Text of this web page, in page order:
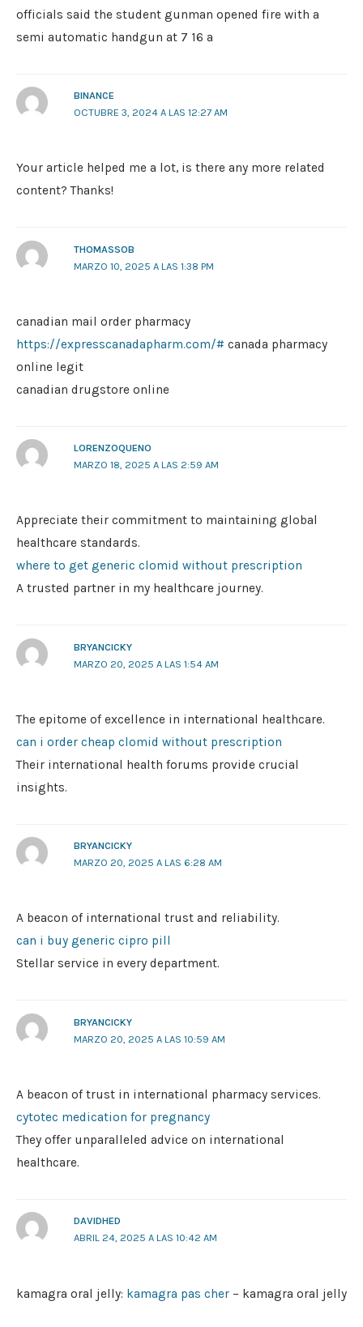
officials said the student gunman opened fire with a
semi automatic handgun at 7 16 a
BINANCE
OCTUBRE 3, 2024 A LAS 12:27 AM
Your article helped me a lot, is there any more related
content? Thanks!
THOMASSOB
MARZO 10, 2025 A LAS 1:38 PM
canadian mail order pharmacy
https://expresscanadapharm.com/# canada pharmacy
online legit
canadian drugstore online
LORENZOQUENO
MARZO 18, 2025 A LAS 2:59 AM
Appreciate their commitment to maintaining global
healthcare standards.
where to get generic clomid without prescription
A trusted partner in my healthcare journey.
BRYANCICKY
MARZO 20, 2025 A LAS 1:54 AM
The epitome of excellence in international healthcare.
can i order cheap clomid without prescription
Their international health forums provide crucial
insights.
BRYANCICKY
MARZO 20, 2025 A LAS 6:28 AM
A beacon of international trust and reliability.
can i buy generic cipro pill
Stellar service in every department.
BRYANCICKY
MARZO 20, 2025 A LAS 10:59 AM
A beacon of trust in international pharmacy services.
cytotec medication for pregnancy
They offer unparalleled advice on international
healthcare.
DAVIDHED
ABRIL 24, 2025 A LAS 10:42 AM
kamagra oral jelly: kamagra pas cher – kamagra oral jelly